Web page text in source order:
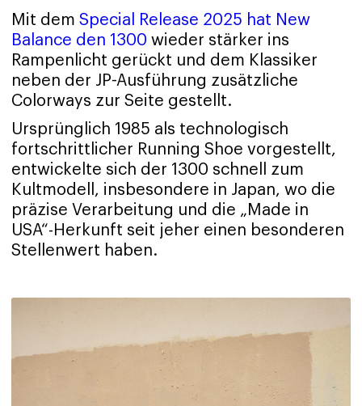
Mit dem Special Release 2025 hat New
Balance den 1300 wieder stärker ins
Rampenlicht gerückt und dem Klassiker
neben der JP-Ausführung zusätzliche
Colorways zur Seite gestellt.
Ursprünglich 1985 als technologisch
fortschrittlicher Running Shoe vorgestellt,
entwickelte sich der 1300 schnell zum
Kultmodell, insbesondere in Japan, wo die
präzise Verarbeitung und die „Made in
USA“-Herkunft seit jeher einen besonderen
Stellenwert haben.